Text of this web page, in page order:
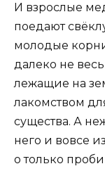
И взрослые
поедают
молодые
далеко не
лежащие на
лакомством
существа. А
него и вовсе
о только